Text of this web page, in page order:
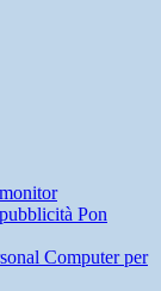
Pon
Computer per